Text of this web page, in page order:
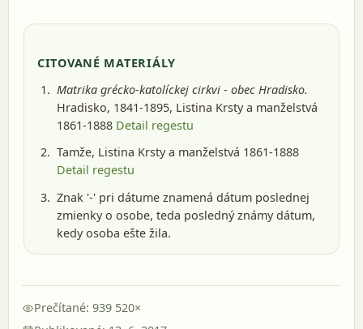
CITOVANÉ MATERIÁLY
Matrika grécko-katolíckej cirkvi - obec Hradisko.
Hradisko, 1841-1895, Listina Krsty a manželstvá
1861-1888 Detail regestu
Tamže, Listina Krsty a manželstvá 1861-1888
Detail regestu
Znak '-' pri dátume znamená dátum poslednej
zmienky o osobe, teda posledný známy dátum,
kedy osoba ešte žila.
Prečítané: 939 520×